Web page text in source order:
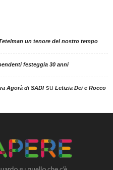
un tenore del nostro tempo
festeggia 30 anni
Agorà di SADIsu Letizia Dei e Rocco